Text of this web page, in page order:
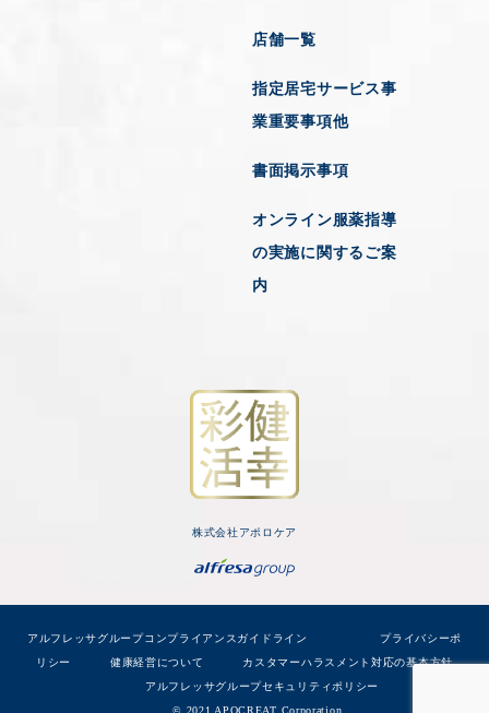
店舗一覧
指定居宅サービス事
業重要事項他
書面掲示事項
オンライン服薬指導
の実施に関するご案
内
株式会社アポロケア
アルフレッサグループコンプライアンスガイドライン
プライバシーポ
リシー
健康経営について
カスタマーハラスメント対応の基本方針
アルフレッサグループセキュリティポリシー
© 2021 APOCREAT Corporation